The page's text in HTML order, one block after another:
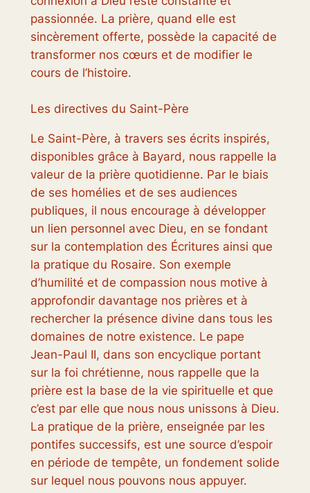
passionnée. La prière, quand elle est
sincèrement offerte, possède la capacité de
transformer nos cœurs et de modifier le
cours de l’histoire.
Les directives du Saint-Père
Le Saint-Père, à travers ses écrits inspirés,
disponibles grâce à Bayard, nous rappelle la
valeur de la prière quotidienne. Par le biais
de ses homélies et de ses audiences
publiques, il nous encourage à développer
un lien personnel avec Dieu, en se fondant
sur la contemplation des Écritures ainsi que
la pratique du Rosaire. Son exemple
d’humilité et de compassion nous motive à
approfondir davantage nos prières et à
rechercher la présence divine dans tous les
domaines de notre existence. Le pape
Jean-Paul II, dans son encyclique portant
sur la foi chrétienne, nous rappelle que la
prière est la base de la vie spirituelle et que
c’est par elle que nous nous unissons à Dieu.
La pratique de la prière, enseignée par les
pontifes successifs, est une source d’espoir
en période de tempête, un fondement solide
sur lequel nous pouvons nous appuyer.